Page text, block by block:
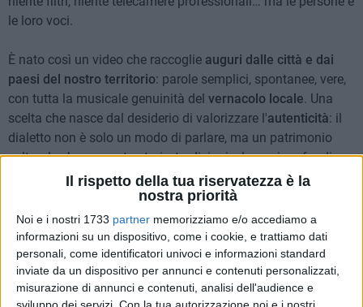
Il rispetto della tua riservatezza è la
nostra priorità
Noi e i nostri 1733 partner memorizziamo e/o accediamo a
informazioni su un dispositivo, come i cookie, e trattiamo dati
personali, come identificatori univoci e informazioni standard
inviate da un dispositivo per annunci e contenuti personalizzati,
misurazione di annunci e contenuti, analisi dell'audience e
le loro voci.
È nato così un video che raccoglie auguri dalle città e dai
paesi del nostro territorio: parole semplici, spontanee, vere,
con tutta la musicale genuinità del vernacolo locale. Una
scelta che nasce dal desiderio di valorizzare l'autenticità: il
dialetto non è solo un modo di parlare, ma un patrimonio
culturale che racconta storie, tradizioni e legami profondi.
Un'eredità che appartiene a tutti e chemerita di essere
Attraverso queste "vive voci", la redazione ha voluto restituire
un'immagine sinceradel territorio: fatta di accenti diversi
forse incomprensibili allentandosi di qualche chilometro
dalla propria città), sorrisi, inflessioni che cambiano, ma che